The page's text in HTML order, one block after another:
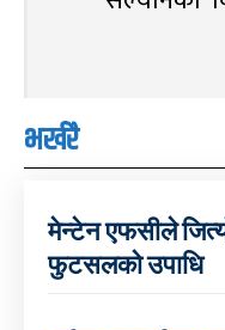
भर्खरै
मेन्टेन एफसीले
फुटसलको उपाधि